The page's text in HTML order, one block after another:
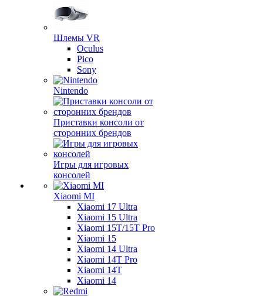
Шлемы VR
Oculus
Pico
Sony
Nintendo
Приставки консоли от
сторонних брендов
Игры для игровых
консолей
Xiaomi MI
Xiaomi 17 Ultra
Xiaomi 15 Ultra
Xiaomi 15T/15T Pro
Xiaomi 15
Xiaomi 14 Ultra
Xiaomi 14T Pro
Xiaomi 14T
Xiaomi 14